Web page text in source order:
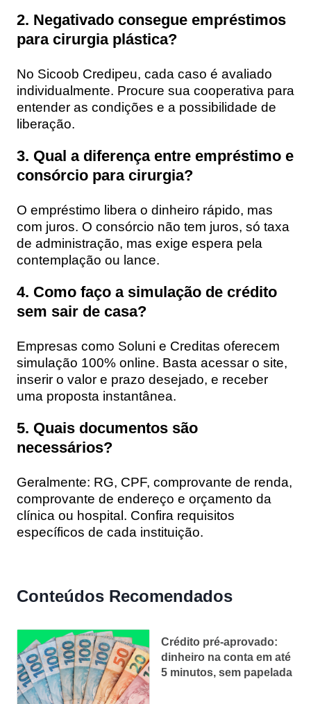
2. Negativado consegue empréstimos
para cirurgia plástica?
No Sicoob Credipeu, cada caso é avaliado
individualmente. Procure sua cooperativa para
entender as condições e a possibilidade de
liberação.
3. Qual a diferença entre empréstimo e
consórcio para cirurgia?
O empréstimo libera o dinheiro rápido, mas
com juros. O consórcio não tem juros, só taxa
de administração, mas exige espera pela
contemplação ou lance.
4. Como faço a simulação de crédito
sem sair de casa?
Empresas como Soluni e Creditas oferecem
simulação 100% online. Basta acessar o site,
inserir o valor e prazo desejado, e receber
uma proposta instantânea.
5. Quais documentos são
necessários?
Geralmente: RG, CPF, comprovante de renda,
comprovante de endereço e orçamento da
clínica ou hospital. Confira requisitos
específicos de cada instituição.
Conteúdos Recomendados
Crédito pré-aprovado:
dinheiro na conta em até
5 minutos, sem papelada